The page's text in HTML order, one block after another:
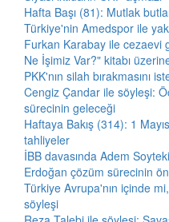
Hafta Başı (81): Mutlak
Türkiye'nin Amedspor ile
Furkan Karabay ile cezaevi
Ne İşimiz Var?" kitabı
PKK'nın silah bırakmasını
Cengiz Çandar ile söyleşi:
sürecinin geleceği
Haftaya Bakış (314): 1
tahliyeler
İBB davasında Adem
Erdoğan çözüm sürecinin
Türkiye Avrupa'nın içinde
söyleşi